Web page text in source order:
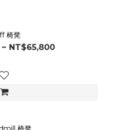
椅凳
NT$65,800